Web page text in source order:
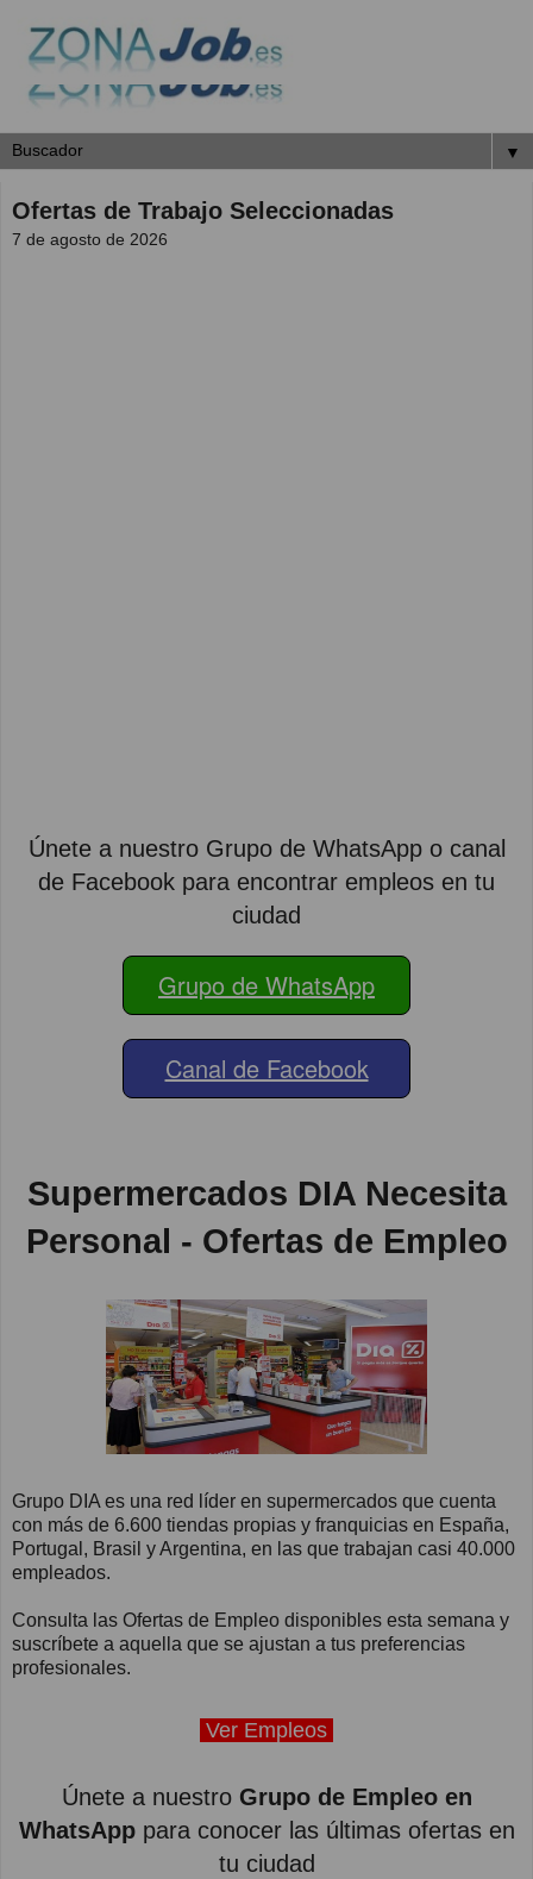
▼
Ofertas de Trabajo Seleccionadas
7 de agosto de 2026
Únete a nuestro Grupo de WhatsApp o canal
de Facebook para encontrar empleos en tu
ciudad
Grupo de WhatsApp
Canal de Facebook
Supermercados DIA Necesita
Personal - Ofertas de Empleo
Grupo DIA es una red líder en supermercados que cuenta
con más de 6.600 tiendas propias y franquicias en España,
Portugal, Brasil y Argentina, en las que trabajan casi 40.000
empleados.
Consulta las Ofertas de Empleo disponibles esta semana y
suscríbete a aquella que se ajustan a tus preferencias
profesionales.
Ver Empleos
Únete a nuestro Grupo de Empleo en
WhatsApppara conocer las últimas ofertas en
tu ciudad